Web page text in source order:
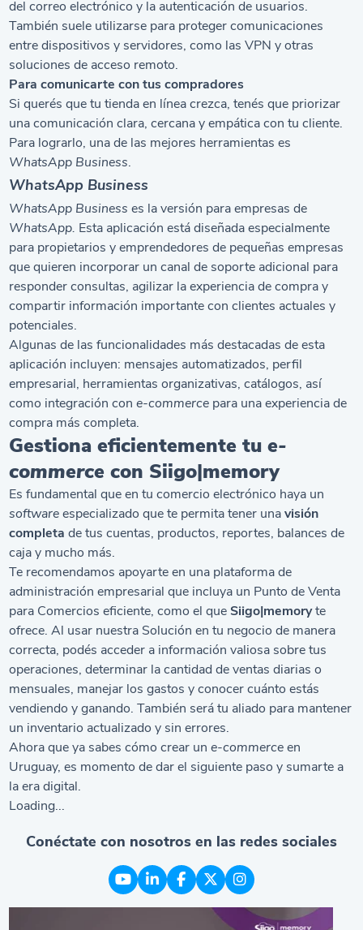
del correo electrónico y la autenticación de usuarios.
También suele utilizarse para proteger comunicaciones
entre dispositivos y servidores, como las VPN y otras
soluciones de acceso remoto.
Para comunicarte con tus compradores
Si querés que tu tienda en línea crezca, tenés que priorizar
una comunicación clara, cercana y empática con tu cliente.
Para lograrlo, una de las mejores herramientas es
WhatsApp Business.
WhatsApp Business
WhatsApp Business es la versión para empresas de
WhatsApp. Esta aplicación está diseñada especialmente
para propietarios y emprendedores de pequeñas empresas
que quieren incorporar un canal de soporte adicional para
responder consultas, agilizar la experiencia de compra y
compartir información importante con clientes actuales y
potenciales.
Algunas de las funcionalidades más destacadas de esta
aplicación incluyen: mensajes automatizados, perfil
empresarial, herramientas organizativas, catálogos, así
como integración cone-commerce para una experiencia de
compra más completa.
Gestiona eficientemente tue-
commerce con Siigo|memory
Es fundamental que en tu comercio electrónico haya un
softwareespecializado que te permita tener unavisión
completa de tus cuentas, productos, reportes, balances de
caja y mucho más.
Te recomendamos apoyarte en una plataforma de
administración empresarial que incluya un Punto de Venta
para Comercios eficiente, como el queSiigo|memoryte
ofrece. Al usar nuestra Solución en tu negocio de manera
correcta, podés acceder a información valiosa sobre tus
operaciones, determinar la cantidad de ventas diarias o
mensuales, manejar los gastos y conocer cuánto estás
vendiendo y ganando. También será tu aliado para mantener
un inventario actualizado y sin errores.
Ahora que ya sabes cómo crear un e-commerceen
Uruguay, es momento de dar el siguiente paso y sumarte a
la era digital.
Loading...
Conéctate con nosotros en las redes sociales